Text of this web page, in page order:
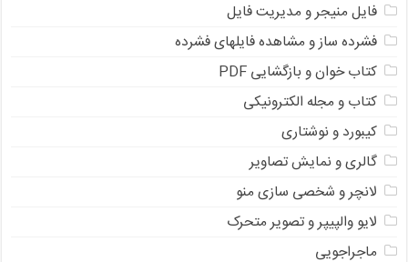
فایل منیجر و مدیریت فایل
فشرده ساز و مشاهده فایلهای فشرده
کتاب خوان و بازگشایی PDF
کتاب و مجله الکترونیکی
کیبورد و نوشتاری
گالری و نمایش تصاویر
لانچر و شخصی سازی منو
لایو والپیپر و تصویر متحرک
ماجراجویی